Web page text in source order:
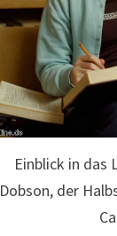
Einblick in das
Dobson, der